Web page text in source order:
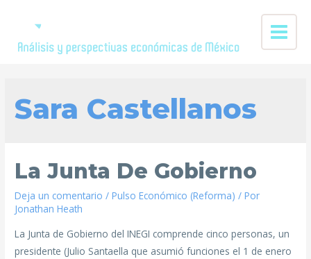
Sara Castellanos
La Junta De Gobierno
Deja un comentario /Pulso Económico (Reforma) / Por
Jonathan Heath
La Junta de Gobierno del INEGI comprende cinco personas, un
presidente (Julio Santaella que asumió funciones el 1 de enero